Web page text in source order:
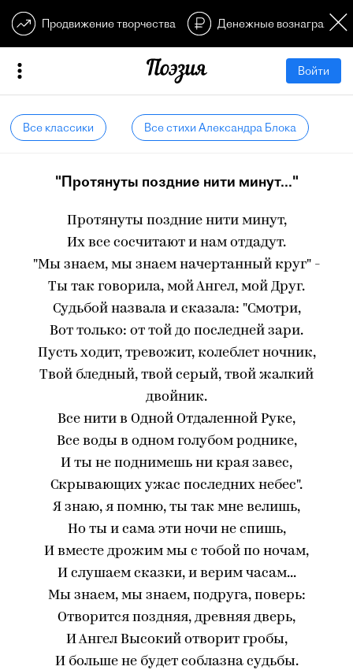
Продвижение творчества Денежные
Войти
Все классики Все стихи Александра Блока
"Протянуты поздние нити минут..."
Протянуты поздние нити минут,
Их все сосчитают и нам отдадут.
"Мы знаем, мы знаем начертанный круг" -
Ты так говорила, мой Ангел, мой Друг.
Судьбой назвала и сказала: "Смотри,
Вот только: от той до последней зари.
Пусть ходит, тревожит, колеблет ночник,
Твой бледный, твой серый, твой жалкий
двойник.
Все нити в Одной Отдаленной Руке,
Все воды в одном голубом роднике,
И ты не поднимешь ни края завес,
Скрывающих ужас последних небес".
Я знаю, я помню, ты так мне велишь,
Но ты и сама эти ночи не спишь,
И вместе дрожим мы с тобой по ночам,
И слушаем сказки, и верим часам...
Мы знаем, мы знаем, подруга, поверь:
Отворится поздняя, древняя дверь,
И Ангел Высокий отворит гробы,
И больше не будет соблазна судьбы.